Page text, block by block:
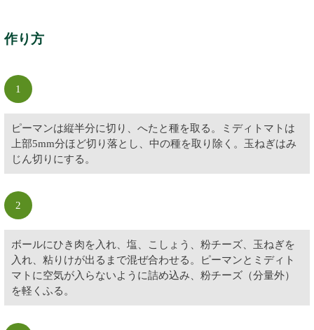
作り方
1
ピーマンは縦半分に切り、へたと種を取る。ミディトマトは
上部5mm分ほど切り落とし、中の種を取り除く。玉ねぎはみ
じん切りにする。
2
ボールにひき肉を入れ、塩、こしょう、粉チーズ、玉ねぎを
入れ、粘りけが出るまで混ぜ合わせる。ピーマンとミディト
マトに空気が入らないように詰め込み、粉チーズ（分量外）
を軽くふる。